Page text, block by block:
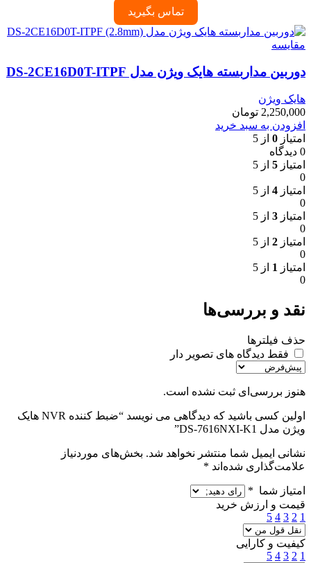
تماس بگیرید
مقایسه
دوربین مداربسته هایک ویژن مدل DS-2CE16D0T-ITPF
هایک ویژن
2,250,000 تومان
افزودن به سبد خرید
امتیاز 0 از 5
0 دیدگاه
امتیاز 5 از 5
0
امتیاز 4 از 5
0
امتیاز 3 از 5
0
امتیاز 2 از 5
0
امتیاز 1 از 5
0
نقد و بررسی‌ها
حذف فیلترها
فقط دیدگاه های تصویر دار
هنوز بررسی‌ای ثبت نشده است.
اولین کسی باشید که دیدگاهی می نویسد “ضبط کننده NVR هایک
ویژن مدل DS-7616NXI-K1”
نشانی ایمیل شما منتشر نخواهد شد. بخش‌های موردنیاز
علامت‌گذاری شده‌اند *
امتیاز شما *
قیمت و ارزش خرید
1
2
3
4
5
کیفیت و کارایی
1
2
3
4
5